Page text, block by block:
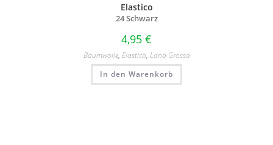
Elastico
24 Schwarz
4,95 €
Baumwolle, Elastico, Lana Grossa
In den Warenkorb